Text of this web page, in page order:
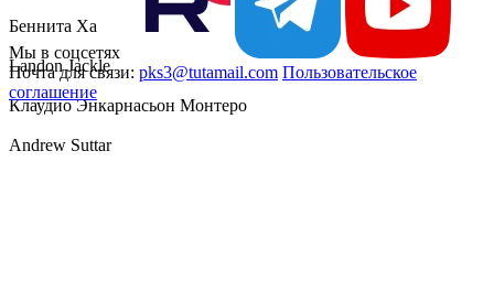
Беннита Ха
Landon Jackle
Клаудио Энкарнасьон Монтеро
Andrew Suttar
Мы в соцсетях
Почта для связи: pks3@tutamail.com Пользовательское
соглашение